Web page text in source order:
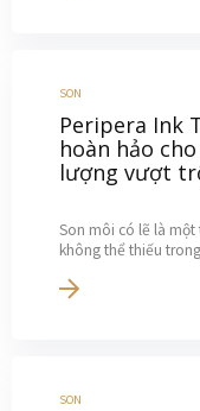
SON
Peripera Ink
hoàn hảo
lượng vượt
Son môi có lẽ là
không thể thiếu
SON